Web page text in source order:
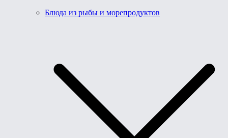
Блюда из рыбы и морепродуктов